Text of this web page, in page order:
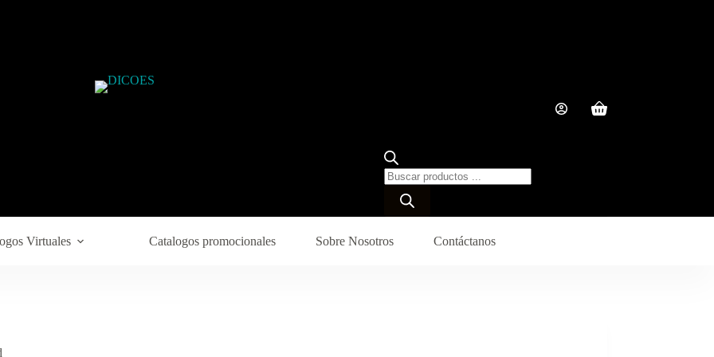
Búsqueda
de
productos
Carro
Virtuales Catalogos promocionales Sobre Nosotros Contáctanos